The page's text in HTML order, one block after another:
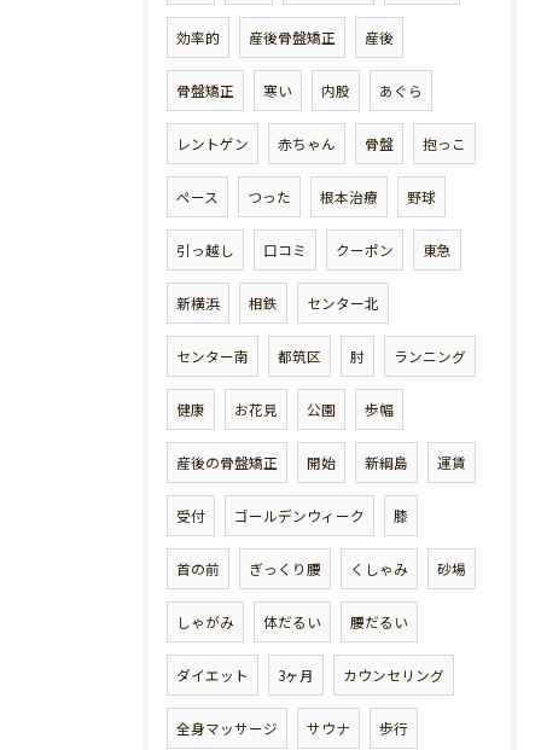
効率的 産後骨盤矯正 産後
骨盤矯正 寒い 内股 あぐら
レントゲン 赤ちゃん 骨盤 抱っこ
ペース つった 根本治療 野球
引っ越し 口コミ クーポン 東急
新横浜 相鉄 センター北
センター南 都筑区 肘 ランニング
健康 お花見 公園 歩幅
産後の骨盤矯正 開始 新綱島 運賃
受付 ゴールデンウィーク 膝
首の前 ぎっくり腰 くしゃみ 砂場
しゃがみ 体だるい 腰だるい
ダイエット 3ヶ月 カウンセリング
全身マッサージ サウナ 歩行